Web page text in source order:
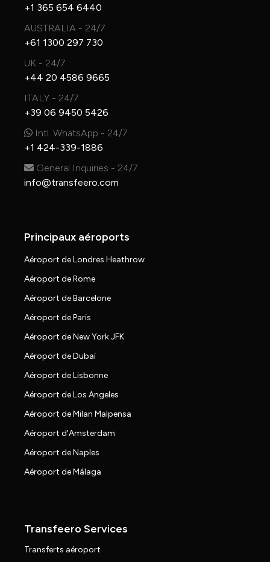
+1 365 654 6440
AUSTRALIA - 24/7
+61 1300 297 730
UK - 24/7
+44 20 4586 9665
ITALY - 24/7
+39 06 9450 5426
Intl. WhatsApp - 24/7
+1 424-339-1886
General Inquiries - 24/7
info@transfeero.com
Principaux aéroports
Aéroport de Londres Heathrow
Aéroport de Rome
Aéroport de Barcelone
Aéroport de Paris
Aéroport de New York JFK
Aéroport de Dubaï
Aéroport de Lisbonne
Aéroport de Los Angeles
Aéroport de Milan Malpensa
Aéroport d'Amsterdam
Aéroport de Naples
Aéroport de Málaga
Transfeero Services
Transferts aéroport